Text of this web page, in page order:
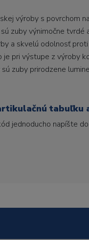
výroby s povrchom
zuby výnimočne tvrdé
a skvelú odolnosť
pri výstupe z výroby
zuby prirodzene
tabuľku
jednoducho napíšte